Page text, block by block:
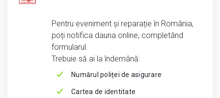
Pentru eveniment și reparație în România,
poți notifica dauna online, completând
formularul.
Trebuie să ai la îndemână:
Numărul poliței de asigurare
Cartea de identitate